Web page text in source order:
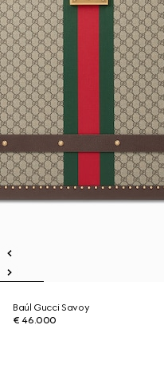
Baúl Gucci Savoy
€ 46.000